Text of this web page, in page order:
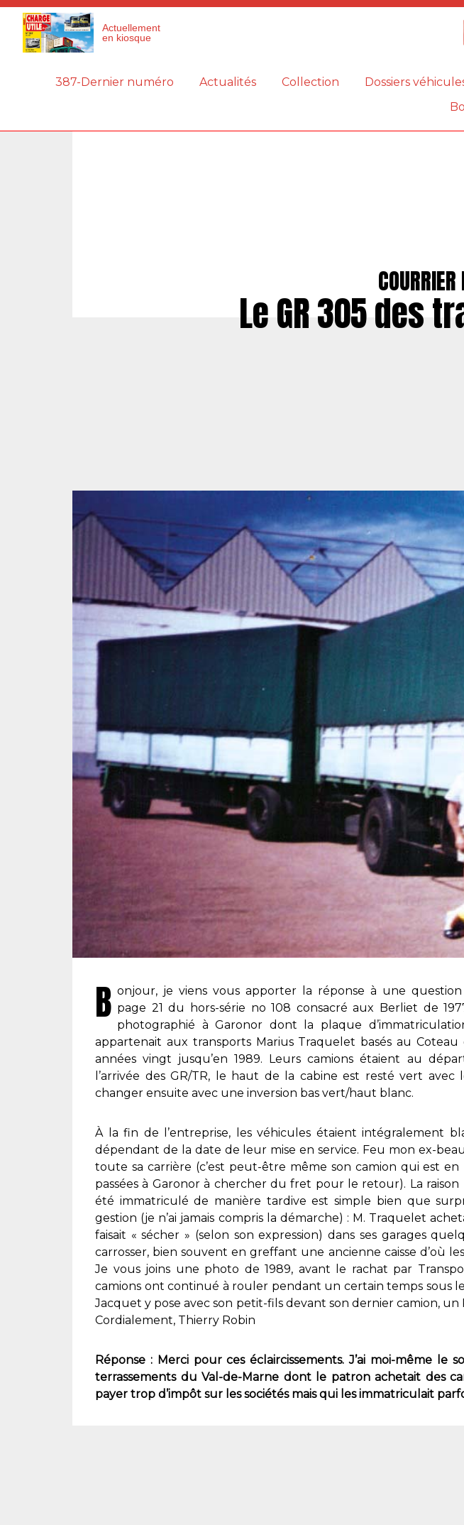
Actuellement
en kiosque
387-Dernier numéro Actualités Collection Dossiers
Le GR 305 des
B onjour, je viens vous apporter la réponse à une
page 21 du hors-série no 108 consacré aux Berliet de
photographié à Garonor dont la plaque
appartenait aux transports Marius Traquelet basés au
années vingt jusqu’en 1989. Leurs camions étaient au
l’arrivée des GR/TR, le haut de la cabine est resté vert avec
changer ensuite avec une inversion bas vert/haut blanc.
À la fin de l’entreprise, les véhicules étaient intégralement
dépendant de la date de leur mise en service. Feu mon ex-
toute sa carrière (c’est peut-être même son camion qui est en
passées à Garonor à chercher du fret pour le retour). La
été immatriculé de manière tardive est simple bien que
gestion (je n’ai jamais compris la démarche) : M. Traquelet
faisait « sécher » (selon son expression) dans ses garages
carrosser, bien souvent en greffant une ancienne caisse d’où
Je vous joins une photo de 1989, avant le rachat par
camions ont continué à rouler pendant un certain temps sous
Jacquet y pose avec son petit-fils devant son dernier camion, un
Cordialement, Thierry Robin
Réponse : Merci pour ces éclaircissements. J’ai moi-même le
terrassements du Val-de-Marne dont le patron achetait des
payer trop d’impôt sur les sociétés mais qui les immatriculait
Panneau de gestion des cookies